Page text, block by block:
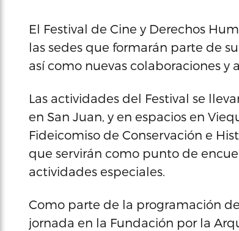
El Festival de Cine y Derechos
las sedes que formarán parte de
así como nuevas colaboraciones y
Las actividades del Festival se
en San Juan, y en espacios en
Fideicomiso de Conservación e
que servirán como punto de
actividades especiales.
Como parte de la programación
jornada en la Fundación por la